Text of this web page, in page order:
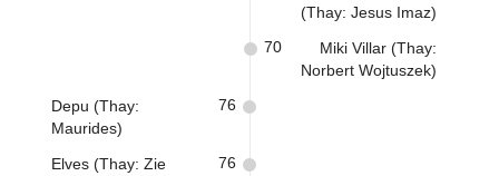
(Thay: Jesus Imaz)
Miki Villar (Thay:
Norbert Wojtuszek)
70
Depu (Thay:
Maurides)
76
Elves (Thay: Zie
76